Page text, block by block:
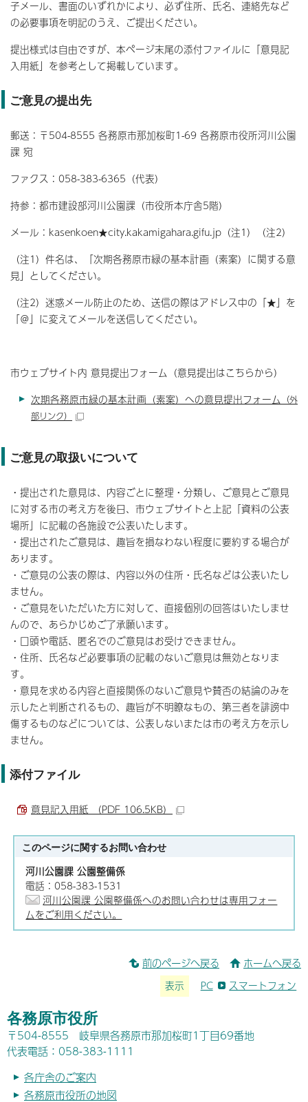
子メール、書面のいずれかにより、必ず住所、氏名、連絡先など
の必要事項を明記のうえ、ご提出ください。
提出様式は自由ですが、本ページ末尾の添付ファイルに「意見記
入用紙」を参考として掲載しています。
ご意見の提出先
郵送：〒504-8555 各務原市那加桜町1-69 各務原市役所河川公園
課 宛
ファクス：058-383-6365（代表）
持参：都市建設部河川公園課（市役所本庁舎5階）
メール：kasenkoen★city.kakamigahara.gifu.jp（注1）（注2）
（注1）件名は、「次期各務原市緑の基本計画（素案）に関する意
見」としてください。
（注2）迷惑メール防止のため、送信の際はアドレス中の「★」を
「＠」に変えてメールを送信してください。
市ウェブサイト内 意見提出フォーム（意見提出はこちらから）
次期各務原市緑の基本計画（素案）への意見提出フォーム （外
部リンク）
ご意見の取扱いについて
・提出された意見は、内容ごとに整理・分類し、ご意見とご意見
に対する市の考え方を後日、市ウェブサイトと上記「資料の公表
場所」に記載の各施設で公表いたします。
・提出されたご意見は、趣旨を損なわない程度に要約する場合が
あります。
・ご意見の公表の際は、内容以外の住所・氏名などは公表いたし
ません。
・ご意見をいただいた方に対して、直接個別の回答はいたしませ
んので、あらかじめご了承願います。
・口頭や電話、匿名でのご意見はお受けできません。
・住所、氏名など必要事項の記載のないご意見は無効となりま
す。
・意見を求める内容と直接関係のないご意見や賛否の結論のみを
示したと判断されるもの、趣旨が不明瞭なもの、第三者を誹謗中
傷するものなどについては、公表しないまたは市の考え方を示し
ません。
添付ファイル
意見記入用紙 （PDF 106.5KB）
このページに関するお問い合わせ
河川公園課 公園整備係
電話：058-383-1531
河川公園課 公園整備係へのお問い合わせは専用フォー
ムをご利用ください。
前のページへ戻る ホームへ戻る
表示 PC スマートフォン
各務原市役所
〒504-8555 岐阜県各務原市那加桜町1丁目69番地
代表電話：058-383-1111
各庁舎のご案内
各務原市役所の地図